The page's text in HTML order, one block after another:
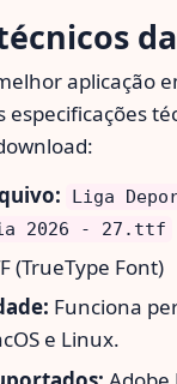
aplicação
especificações
Liga
2026 - 27.ttf
(TrueType Font)
Funciona
e Linux.